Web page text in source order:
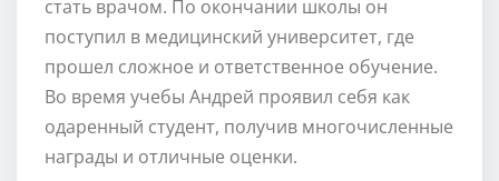
стать врачом. По окончании школы он
поступил в медицинский университет, где
прошел сложное и ответственное обучение.
Во время учебы Андрей проявил себя как
одаренный студент, получив многочисленные
награды и отличные оценки.